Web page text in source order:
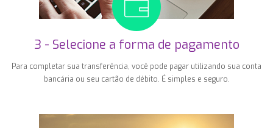
3 - Selecione a forma de pagamento
Para completar sua transferência, você pode pagar utilizando sua conta
bancária ou seu cartão de débito. É simples e seguro.